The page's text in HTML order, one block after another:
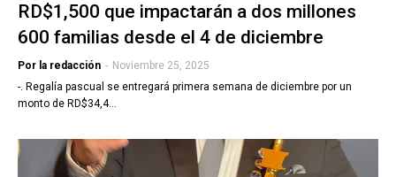
RD$1,500 que impactarán a dos millones
600 familias desde el 4 de diciembre
Por la redacción - Noviembre 25, 2025
-. Regalía pascual se entregará primera semana de diciembre por un
monto de RD$34,4…